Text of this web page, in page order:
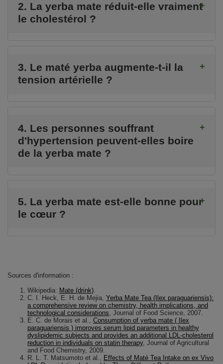
2. La yerba mate réduit-elle vraiment
le cholestérol ?
3. Le maté yerba augmente-t-il la
tension artérielle ?
4. Les personnes souffrant
d'hypertension peuvent-elles boire
de la yerba mate ?
5. La yerba mate est-elle bonne pour
le cœur ?
Sources d'information :
Wikipedia: Mate (drink).
C. I. Heck, E. H. de Mejia, Yerba Mate Tea (Ilex paraguariensis):
a comprehensive review on chemistry, health implications, and
technological considerations, Journal of Food Science, 2007.
E. C. de Morais et al., Consumption of yerba mate ( Ilex
paraguariensis ) improves serum lipid parameters in healthy
dyslipidemic subjects and provides an additional LDL-cholesterol
reduction in individuals on statin therapy, Journal of Agricultural
and Food Chemistry, 2009.
R. L. T. Matsumoto et al., Effects of Maté Tea Intake on ex Vivo